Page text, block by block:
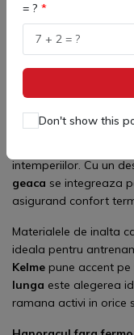
= ?
Don't show this
Geaca
rezistentă,
răcoroase
Geaca lunga Kelme
intemperiilor. Cu un
geaca se integreaza
asigurand confort
Materialele de inalta
ideala pentru
Kelme pune accent
lunga este alegerea
ramana activi in orice